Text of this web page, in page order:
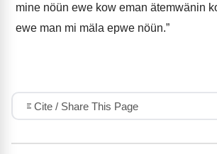
mine nöün ewe kow eman ätemwänin
ewe man mi mäla epwe nöün.”
Cite / Share This Page